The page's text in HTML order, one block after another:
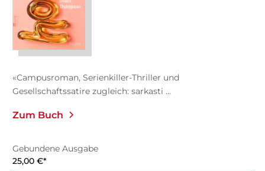
«Campusroman, Serienkiller-Thriller und
Gesellschaftssatire zugleich: sarkasti ...
Zum Buch
Gebundene Ausgabe
25,00 €*